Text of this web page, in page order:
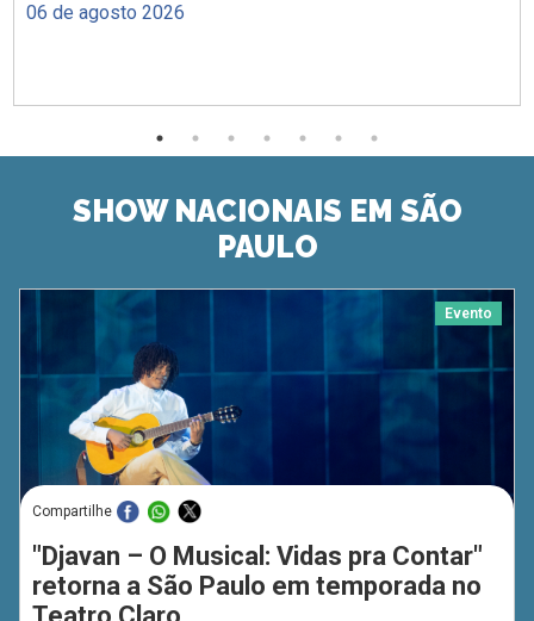
06 de agosto 2026
SHOW NACIONAIS EM SÃO
PAULO
Evento
Compartilhe
"Djavan – O Musical: Vidas pra Contar"
retorna a São Paulo em temporada no